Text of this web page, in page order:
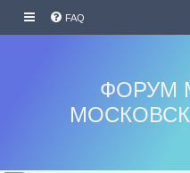
FAQ
ФОРУМ